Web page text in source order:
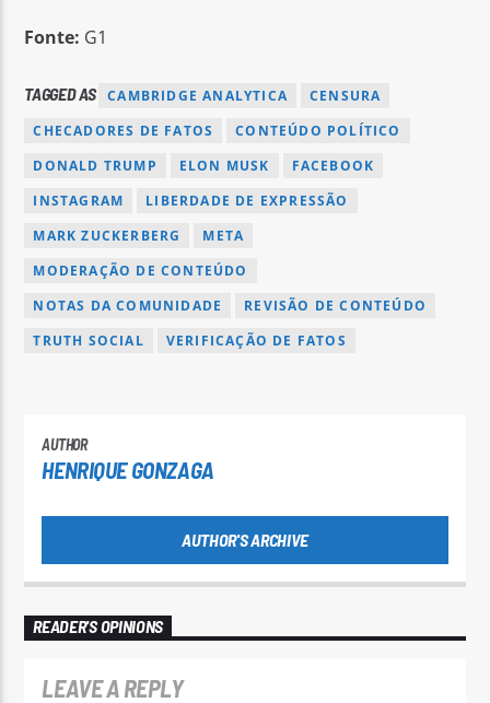
Fonte: G1
TAGGED AS CAMBRIDGE ANALYTICA
CENSURA
CHECADORES DE FATOS
CONTEÚDO POLÍTICO
DONALD TRUMP
ELON MUSK
FACEBOOK
INSTAGRAM
LIBERDADE DE EXPRESSÃO
MARK ZUCKERBERG
META
MODERAÇÃO DE CONTEÚDO
NOTAS DA COMUNIDADE
REVISÃO DE CONTEÚDO
TRUTH SOCIAL
VERIFICAÇÃO DE FATOS
AUTHOR
HENRIQUE GONZAGA
AUTHOR'S ARCHIVE
READER'S OPINIONS
LEAVE A REPLY